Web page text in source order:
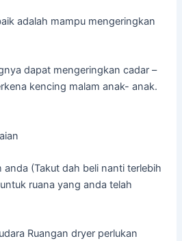
adalah mampu mengeringkan
dapat mengeringkan cadar –
kencing malam anak- anak.
anda (Takut dah beli nanti terlebih
ruana yang anda telah
Ruangan dryer perlukan